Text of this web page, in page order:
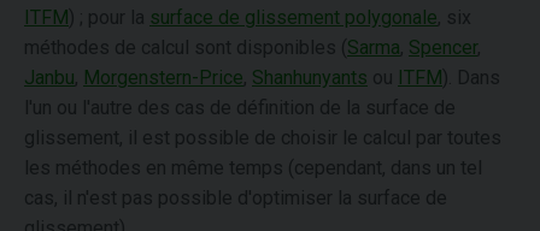
ITFM) ; pour la surface de glissement polygonale, six
méthodes de calcul sont disponibles ( Sarma, Spencer,
Janbu, Morgenstern-Price, Shanhunyants ou ITFM). Dans
l'un ou l'autre des cas de définition de la surface de
glissement, il est possible de choisir le calcul par toutes
les méthodes en même temps (cependant, dans un tel
cas, il n'est pas possible d'optimiser la surface de